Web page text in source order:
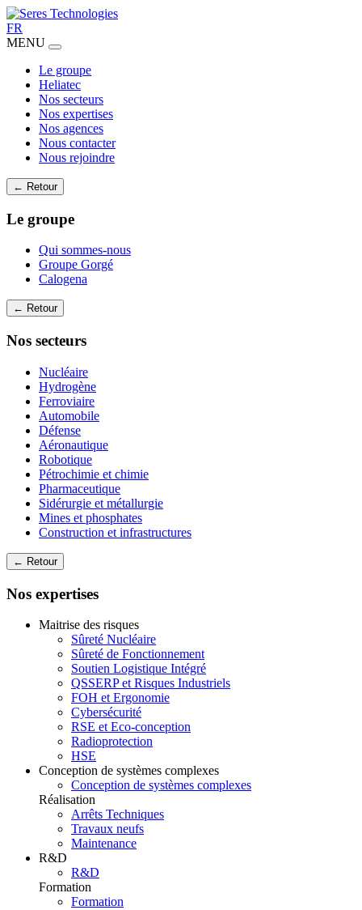
FR
MENU
Le groupe
Heliatec
Nos secteurs
Nos expertises
Nos agences
Nous contacter
Nous rejoindre
← Retour
Le groupe
Qui sommes-nous
Groupe Gorgé
Calogena
← Retour
Nos secteurs
Nucléaire
Hydrogène
Ferroviaire
Automobile
Défense
Aéronautique
Robotique
Pétrochimie et chimie
Pharmaceutique
Sidérurgie et métallurgie
Mines et phosphates
Construction et infrastructures
← Retour
Nos expertises
Maitrise des risques
Sûreté Nucléaire
Sûreté de Fonctionnement
Soutien Logistique Intégré
QSSERP et Risques Industriels
FOH et Ergonomie
Cybersécurité
RSE et Eco-conception
Radioprotection
HSE
Conception de systèmes complexes
Conception de systèmes complexes
Réalisation
Arrêts Techniques
Travaux neufs
Maintenance
R&D
R&D
Formation
Formation